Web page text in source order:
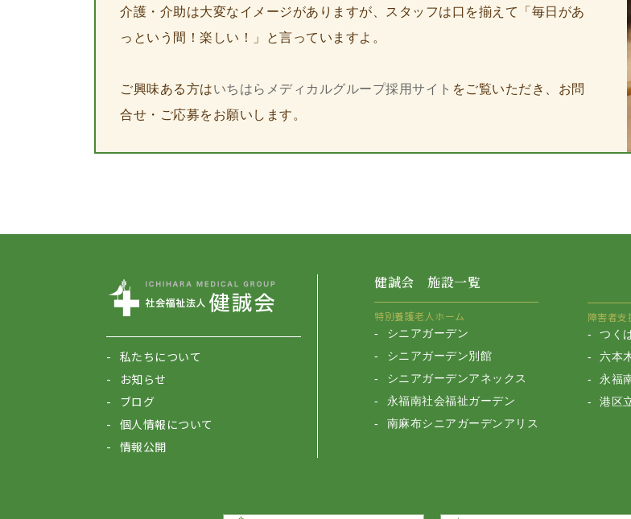
介護・介助は大変なイメージがありますが、スタッフは口を揃えて「毎日があ
っという間！楽しい！」と言っていますよ。
ご興味ある方はいちはらメディカルグループ採用サイト をご覧いただき、お問
合せ・ご応募をお願いします。
私たちについて
お知らせ
ブログ
個人情報について
情報公開
健誠会 施設一覧
特別養護老人ホーム
シニアガーデン
シニアガーデン別館
シニアガーデンアネックス
永福南社会福祉ガーデン
南麻布シニアガーデンアリス
障害者支
つく
六本
永福
港区